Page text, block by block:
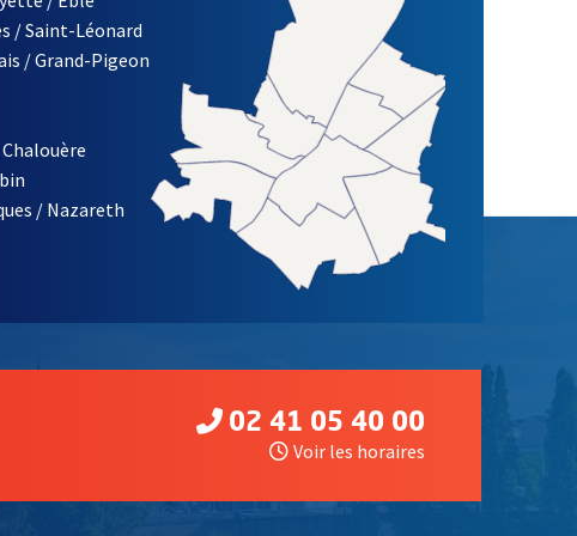
LA LETTRE D'INFORMATION DES ASSOCIATIONS DE LA VILLE
/ Saint-Léonard
/ Grand-Pigeon
/ Nazareth
02 41 05 40 00
Voir les horaires